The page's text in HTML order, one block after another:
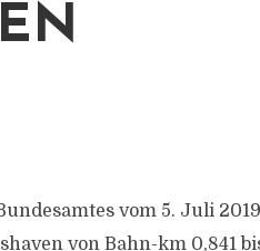
vom 5. Juli
von Bahn-km 0,841